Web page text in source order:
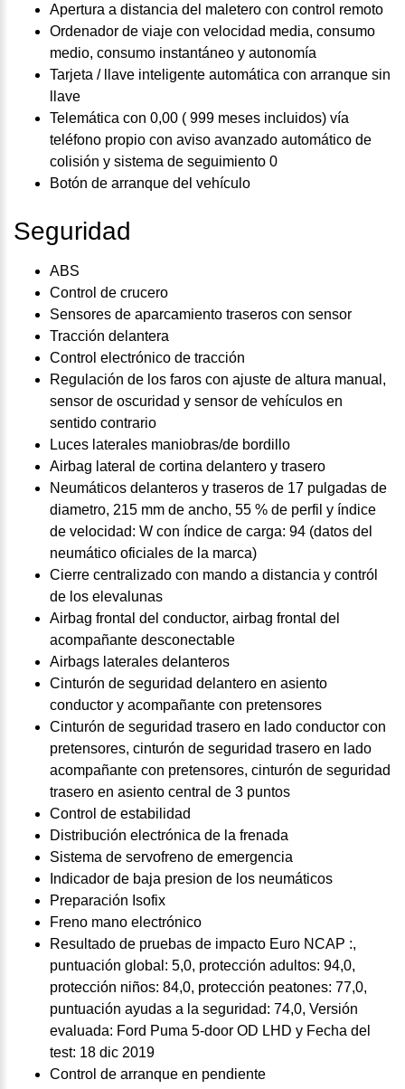
Apertura a distancia del maletero con control remoto
Ordenador de viaje con velocidad media, consumo
medio, consumo instantáneo y autonomía
Tarjeta / llave inteligente automática con arranque sin
llave
Telemática con 0,00 ( 999 meses incluidos) vía
teléfono propio con aviso avanzado automático de
colisión y sistema de seguimiento 0
Botón de arranque del vehículo
Seguridad
ABS
Control de crucero
Sensores de aparcamiento traseros con sensor
Tracción delantera
Control electrónico de tracción
Regulación de los faros con ajuste de altura manual,
sensor de oscuridad y sensor de vehículos en
sentido contrario
Luces laterales maniobras/de bordillo
Airbag lateral de cortina delantero y trasero
Neumáticos delanteros y traseros de 17 pulgadas de
diametro, 215 mm de ancho, 55 % de perfil y índice
de velocidad: W con índice de carga: 94 (datos del
neumático oficiales de la marca)
Cierre centralizado con mando a distancia y contról
de los elevalunas
Airbag frontal del conductor, airbag frontal del
acompañante desconectable
Airbags laterales delanteros
Cinturón de seguridad delantero en asiento
conductor y acompañante con pretensores
Cinturón de seguridad trasero en lado conductor con
pretensores, cinturón de seguridad trasero en lado
acompañante con pretensores, cinturón de seguridad
trasero en asiento central de 3 puntos
Control de estabilidad
Distribución electrónica de la frenada
Sistema de servofreno de emergencia
Indicador de baja presion de los neumáticos
Preparación Isofix
Freno mano electrónico
Resultado de pruebas de impacto Euro NCAP :,
puntuación global: 5,0, protección adultos: 94,0,
protección niños: 84,0, protección peatones: 77,0,
puntuación ayudas a la seguridad: 74,0, Versión
evaluada: Ford Puma 5-door OD LHD y Fecha del
test: 18 dic 2019
Control de arranque en pendiente